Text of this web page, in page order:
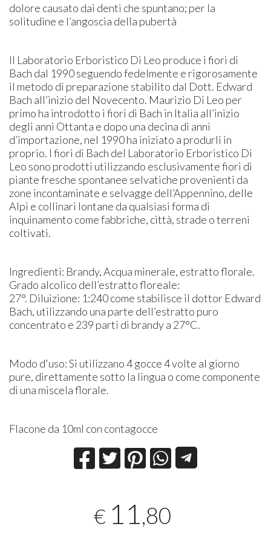
dolore causato dai denti che spuntano; per la
solitudine e l’angoscia della pubertà
Il Laboratorio Erboristico Di Leo produce i fiori di
Bach dal 1990 seguendo fedelmente e rigorosamente
il metodo di preparazione stabilito dal Dott. Edward
Bach all’inizio del Novecento. Maurizio Di Leo per
primo ha introdotto i fiori di Bach in Italia all’inizio
degli anni Ottanta e dopo una decina di anni
d’importazione, nel 1990 ha iniziato a produrli in
proprio. I fiori di Bach del Laboratorio Erboristico Di
Leo sono prodotti utilizzando esclusivamente fiori di
piante fresche spontanee selvatiche provenienti da
zone incontaminate e selvagge dell’Appennino, delle
Alpi e collinari lontane da qualsiasi forma di
inquinamento come fabbriche, città, strade o terreni
coltivati.
Ingredienti: Brandy, Acqua minerale, estratto florale.
Grado alcolico dell’estratto floreale:
27°. Diluizione: 1:240 come stabilisce il dottor Edward
Bach, utilizzando una parte dell’estratto puro
concentrato e 239 parti di brandy a 27°C.
Modo d'uso: Si utilizzano 4 gocce 4 volte al giorno
pure, direttamente sotto la lingua o come componente
di una miscela florale.
Flacone da 10ml con contagocce
€ 11 ,80